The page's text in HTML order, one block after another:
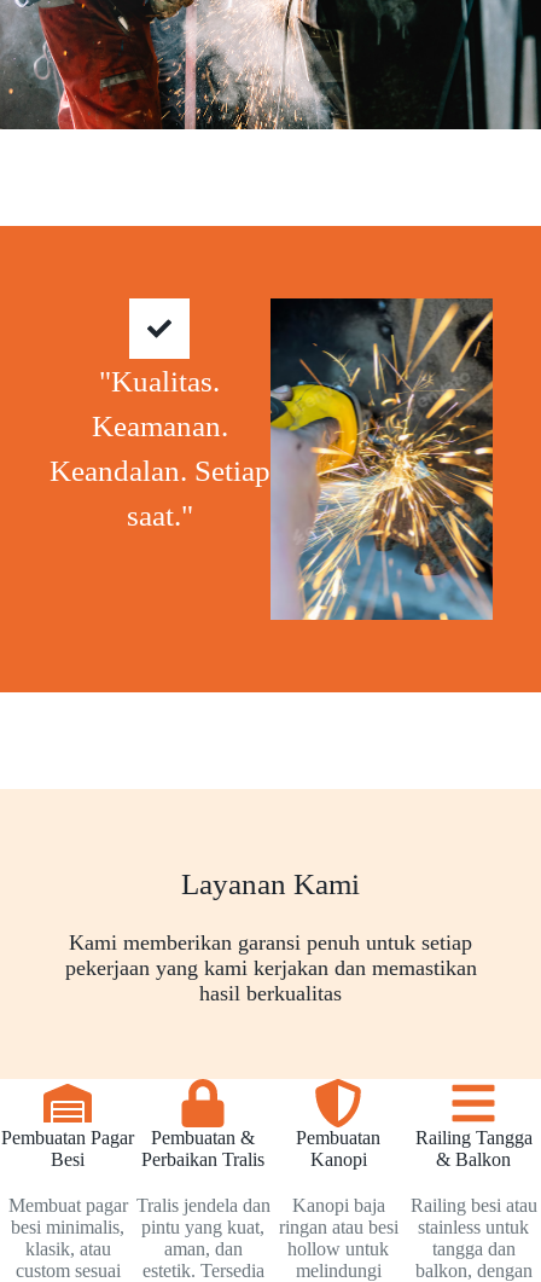
"Kualitas.
Keamanan.
Keandalan. Setiap
saat."
Layanan Kami
Kami memberikan garansi penuh untuk setiap
pekerjaan yang kami kerjakan dan memastikan
hasil berkualitas
Pembuatan Pagar
Besi
Membuat pagar
besi minimalis,
klasik, atau
custom sesuai
Pembuatan &
Perbaikan Tralis
Tralis jendela dan
pintu yang kuat,
aman, dan
estetik. Tersedia
Pembuatan
Kanopi
Kanopi baja
ringan atau besi
hollow untuk
melindungi
Railing Tangga
& Balkon
Railing besi atau
stainless untuk
tangga dan
balkon, dengan